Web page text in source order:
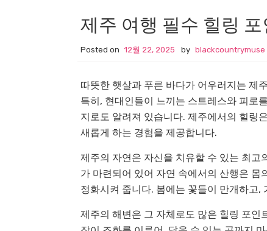
제주 여행 필수 힐링 포
Posted on 12월 22, 2025 by blackcountrymuse
따뜻한 햇살과 푸른 바다가 어우러지는 제
특히, 현대인들이 느끼는 스트레스와 피로
지로도 알려져 있습니다. 제주에서의 힐링
새롭게 하는 경험을 제공합니다.
제주의 자연은 자신을 치유할 수 있는 최고
가 마련되어 있어 자연 속에서의 산행은 몸
정화시켜 줍니다. 봄에는 꽃들이 만개하고
제주의 해변은 그 자체로도 많은 힐링 포인